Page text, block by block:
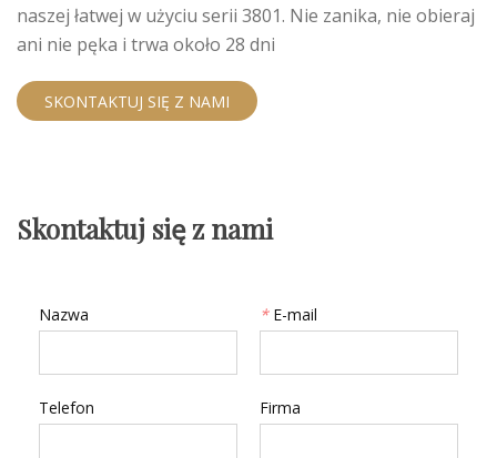
naszej łatwej w użyciu serii 3801. Nie zanika, nie obieraj
ani nie pęka i trwa około 28 dni
SKONTAKTUJ SIĘ Z NAMI
Skontaktuj się z nami
Nazwa * E-mail
Telefon Firma